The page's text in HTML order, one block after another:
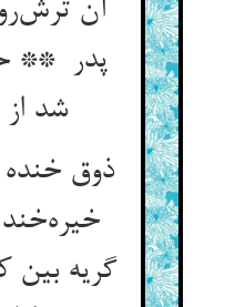
آن
پدر **
شد از هر ضرر
ذوق
گریه